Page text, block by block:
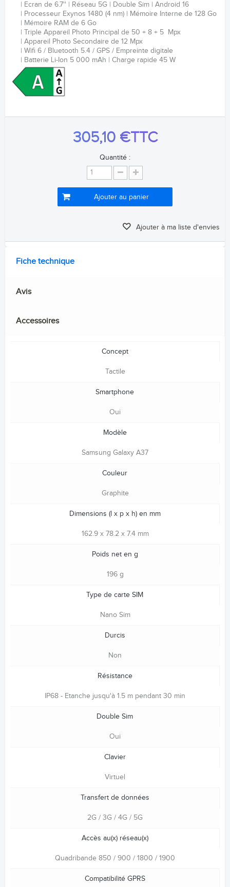
Ecran de 6.7'' Réseau 5G Double Sim
Android 16
Processeur Exynos 1480 (4 nm)
Mémoire Interne de 128 Go
Mémoire RAM de 6 Go
Triple Appareil Photo Principal de 50 + 8 + 5 Mpx
Appareil Photo Secondaire de 12 Mpx
Wifi 6 / Bluetooth 5.4 / GPS / Empreinte digitale
Batterie Li-Ion 5 000 mAh Charge rapide 45 W
305,10 €TTC
Quantité :
Ajouter au panier
Ajouter à ma liste d'envies
Fiche technique
Avis
Accessoires
Concept
Tactile
Smartphone
Oui
Modèle
Samsung Galaxy A37
Couleur
Graphite
Dimensions (l x p x h) en mm
162.9 x 78.2 x 7.4 mm
Poids net en g
196 g
Type de carte SIM
Nano Sim
Durcis
Non
Résistance
IP68 - Etanche jusqu'à 1.5 m pendant 30 min
Double Sim
Oui
Clavier
Virtuel
Transfert de données
2G / 3G / 4G / 5G
Accès au(x) réseau(x)
Quadribande 850 / 900 / 1800 / 1900
Compatibilité GPRS